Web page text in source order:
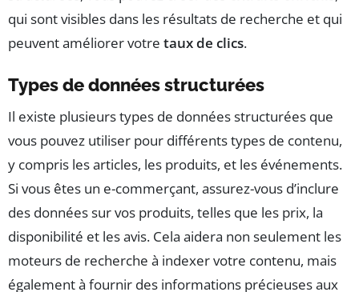
qui sont visibles dans les résultats de recherche et qui
peuvent améliorer votre taux de clics.
Types de données structurées
Il existe plusieurs types de données structurées que
vous pouvez utiliser pour différents types de contenu,
y compris les articles, les produits, et les événements.
Si vous êtes un e-commerçant, assurez-vous d’inclure
des données sur vos produits, telles que les prix, la
disponibilité et les avis. Cela aidera non seulement les
moteurs de recherche à indexer votre contenu, mais
également à fournir des informations précieuses aux